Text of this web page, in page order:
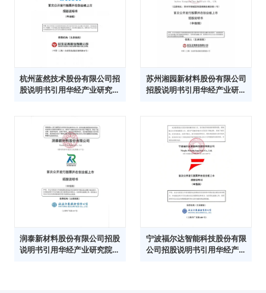
杭州蓝然技术股份有限公司招
股说明书引用华经产业研究院
苏州湘园新材料股份有限公司
招股说明书引用华经产业研究
润泰新材料股份有限公司招股
说明书引用华经产业研究院数
宁波福尔达智能科技股份有限
公司招股说明书引用华经产业